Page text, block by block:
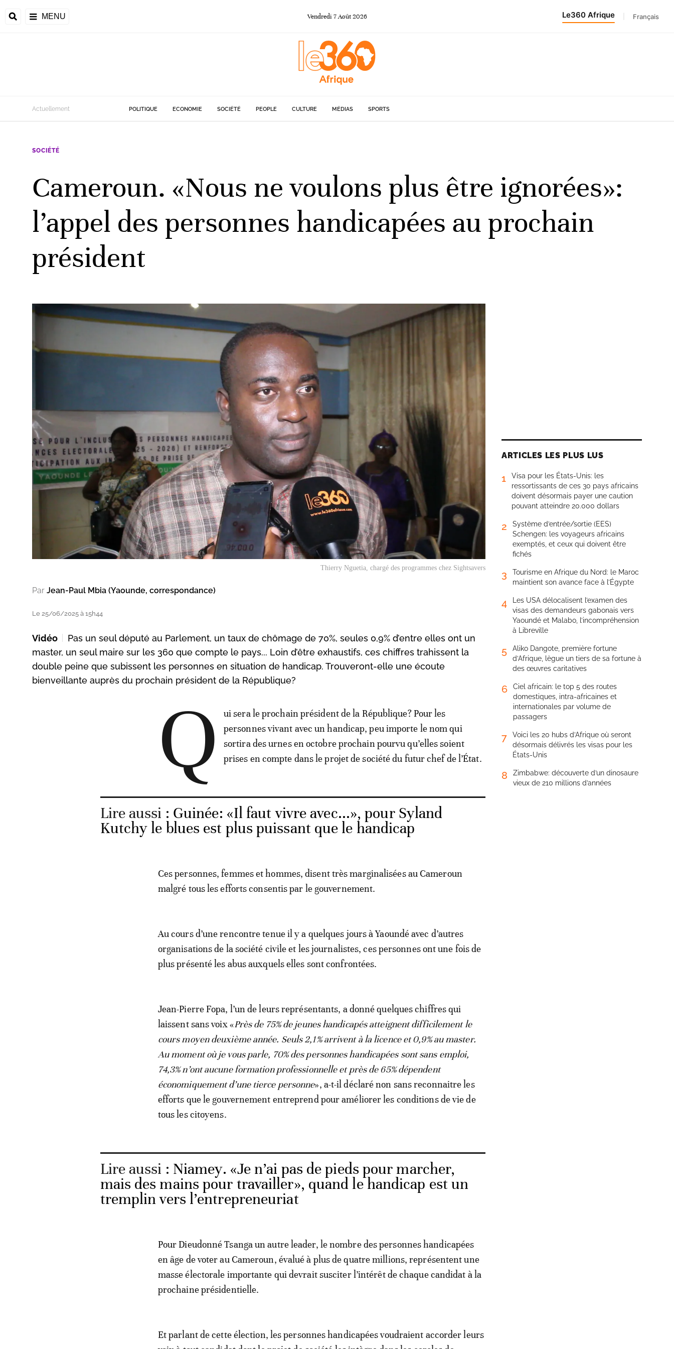
MENU Vendredi 7Août 2026 Le360 Afrique Français
Actuellement POLITIQUE ECONOMIE SOCIÉTÉ PEOPLE CULTURE MÉDIAS SPORTS
SOCIÉTÉ
Cameroun. «Nous ne voulons plus être ignorées»:
l’appel des personnes handicapées au prochain
président
Thierry Nguetia, chargé des programmes chez Sightsavers
Par Jean-Paul Mbia (Yaounde, correspondance)
Le 25/06/2025 à 15h44
Vidéo
Pas un seul député au Parlement, un taux de chômage de 70%, seules 0,9% d’entre elles ont un
master, un seul maire sur les 360 que compte le pays... Loin d’être exhaustifs, ces chiffres trahissent la
double peine que subissent les personnes en situation de handicap. Trouveront-elle une écoute
bienveillante auprès du prochain président de la République?
Q
ui sera le prochain président de la République? Pour les
personnes vivant avec un handicap, peu importe le nom qui
sortira des urnes en octobre prochain pourvu qu’elles soient
prises en compte dans le projet de société du futur chef de l’État.
Lire aussi : Guinée: «Il faut vivre avec...», pour Syland
Kutchy le blues est plus puissant que le handicap
Ces personnes, femmes et hommes, disent très marginalisées au Cameroun
malgré tous les efforts consentis par le gouvernement.
Au cours d’une rencontre tenue il y a quelques jours à Yaoundé avec d’autres
organisations de la société civile et les journalistes, ces personnes ont une fois de
plus présenté les abus auxquels elles sont confrontées.
Jean-Pierre Fopa, l’un de leurs représentants, a donné quelques chiffres qui
laissent sans voix «Près de 75% de jeunes handicapés atteignent difficilement le
cours moyen deuxième année. Seuls 2,1% arrivent à la licence et 0,9% au master.
Au moment où je vous parle, 70% des personnes handicapées sont sans emploi,
74,3% n’ont aucune formation professionnelle et près de 65% dépendent
économiquement d’une tierce personne», a-t-il déclaré non sans reconnaitre les
efforts que le gouvernement entreprend pour améliorer les conditions de vie de
tous les citoyens.
Lire aussi : Niamey. «Je n’ai pas de pieds pour marcher,
mais des mains pour travailler», quand le handicap est un
tremplin vers l’entrepreneuriat
Pour Dieudonné Tsanga un autre leader, le nombre des personnes handicapées
en âge de voter au Cameroun, évalué à plus de quatre millions, représentent une
masse électorale importante qui devrait susciter l’intérêt de chaque candidat à la
prochaine présidentielle.
Et parlant de cette élection, les personnes handicapées voudraient accorder leurs
ARTICLES LES PLUS LUS
1
Visa pour les États-Unis: les
ressortissants de ces 30 pays africains
doivent désormais payer une caution
pouvant atteindre 20.000 dollars
2
Système d’entrée/sortie (EES)
Schengen: les voyageurs africains
exemptés, et ceux qui doivent être
fichés
3
Tourisme en Afrique du Nord: le Maroc
maintient son avance face à l’Égypte
4
Les USA délocalisent l’examen des
visas des demandeurs gabonais vers
Yaoundé et Malabo, l’incompréhension
à Libreville
5
Aliko Dangote, première fortune
d’Afrique, lègue un tiers de sa fortune à
des œuvres caritatives
6
Ciel africain: le top 5 des routes
domestiques, intra-africaines et
internationales par volume de
passagers
7
Voici les 20 hubs d’Afrique où seront
désormais délivrés les visas pour les
États-Unis
8
Zimbabwe: découverte d’un dinosaure
vieux de 210 millions d’années